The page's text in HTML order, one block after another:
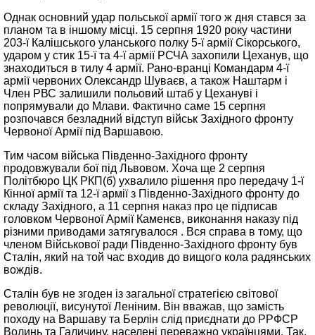
Однак основний удар польської армії того ж дня стався за
планом та в іншому місці. 15 серпня 1920 року частини
203-ї Калішського уланського полку 5-ї армії Сікорського,
ударом у стик 15-ї та 4-ї армії РСЧА захопили Цеханув, що
знаходиться в тилу 4 армії. Рано-вранці Командарм 4-ї
армії червоних Олександр Шуваєв, а також Наштарм і
Член РВС залишили польовий штаб у Цехануві і
попрямували до Млави. Фактично саме 15 серпня
розпочався безладний відступ військ Західного фронту
Червоної Армії під Варшавою.
Тим часом війська Південно-Західного фронту
продовжували бої під Львовом. Хоча ще 2 серпня
Політбюро ЦК РКП(б) ухвалило рішення про передачу 1-ї
Кінної армії та 12-ї армії з Південно-Західного фронту до
складу Західного, а 11 серпня наказ про це підписав
головком Червоної Армії Каменєв, виконання наказу під
різними приводами затягувалося . Вся справа в тому, що
членом Військової ради Південно-Західного фронту був
Сталін, який на той час входив до вищого кола радянських
вождів.
Сталін був не згоден із загальної стратегією світової
революції, висунутої Леніним. Він вважав, що замість
походу на Варшаву та Берлін слід приєднати до РРФСР
Волинь та Галичину, населені переважно українцями. Так,